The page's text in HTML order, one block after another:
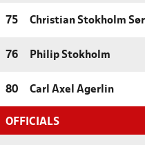
75 Christian Stokholm
76 Philip Stokholm
80 Carl Axel Agerlin
OFFICIALS